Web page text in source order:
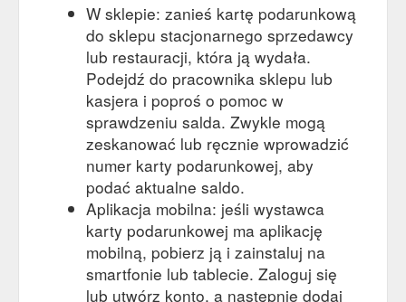
W sklepie: zanieś kartę podarunkową
do sklepu stacjonarnego sprzedawcy
lub restauracji, która ją wydała.
Podejdź do pracownika sklepu lub
kasjera i poproś o pomoc w
sprawdzeniu salda. Zwykle mogą
zeskanować lub ręcznie wprowadzić
numer karty podarunkowej, aby
podać aktualne saldo.
Aplikacja mobilna: jeśli wystawca
karty podarunkowej ma aplikację
mobilną, pobierz ją i zainstaluj na
smartfonie lub tablecie. Zaloguj się
lub utwórz konto, a następnie dodaj